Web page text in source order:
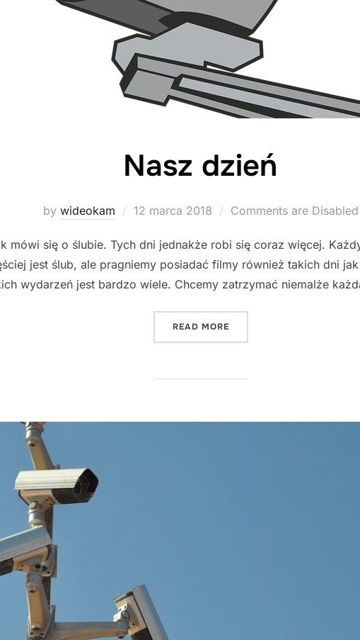
Nasz dzień
by wideokam
Posted
12 marca 2018 Comments are Disabled
mówi się o ślubie. Tych dni jednakże robi się coraz więcej.
jest ślub, ale pragniemy posiadać filmy również takich dni
wydarzeń jest bardzo wiele. Chcemy zatrzymać niemalże
READ MORE